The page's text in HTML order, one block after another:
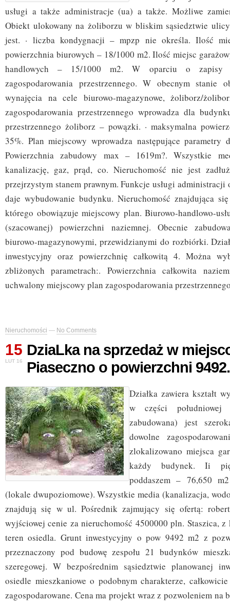
usługi a także administracje (ua) a także. Możliwe
Obiekt ulokowany na żoliborzu w bliskim sąsiedztwie
jest. · liczba kondygnacji – mpzp nie określa. Ilość
powierzchnia biurowych – 18/1000 m2. Ilość miejsc
handlowych – 15/1000 m2. W oparciu o zapisy
zagospodarowania przestrzennego. W obecnym stanie
wynajęcia na cele biurowo-magazynowe, żoliborz/
zagospodarowania przestrzennego wprowadza dla
przestrzennego żoliborz – powązki. · maksymalna
35%. Plan miejscowy wprowadza następujące parametry
Powierzchnia zabudowy max – 1619m?. Wszystkie
kanalizację, gaz, prąd, co. Nieruchomość nie jest
przejrzystym stanem prawnym. Funkcje usługi administracji
daje wybudowanie budynku. Nieruchomość znajdująca
którego obowiązuje miejscowy plan. Biurowo-handlowo-
(szacowanej) powierzchni naziemnej. Obecnie
biurowo-magazynowymi, przewidzianymi do rozbiórki.
inwestycyjny oraz powierzchnię całkowitą 4. Można
zbliżonych parametrach:. Powierzchnia całkowita
uchwalony miejscowy plan zagospodarowania
Nieruchomości — No Comments
15
LUT 16
DziaLka na sprzedaż w
Piaseczno o powierzchni
Działka zawiera kształt
w części
zabudowana) jest
dowolne
zlokalizowano miejsca
każdy budynek. Ii
poddaszem – 76,650
(lokale dwupoziomowe). Wszystkie media (kanalizacja,
znajdują się w ul. Pośrednik zajmujący się ofertą:
wyjściowej cenie za nieruchomość 4500000 pln. Staszica,
teren osiedla. Grunt inwestycyjny o pow 9492 m2 z
przeznaczony pod budowę zespołu 21 budynków
szeregowej. W bezpośrednim sąsiedztwie planowanej
osiedle mieszkaniowe o podobnym charakterze,
zagospodarowane. Cena ma projekt wraz z pozwoleniem na